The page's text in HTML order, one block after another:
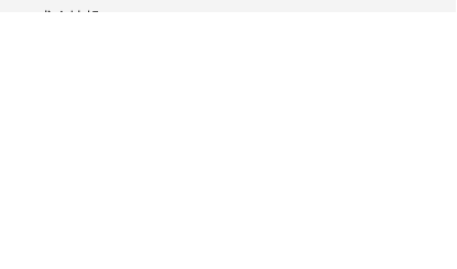
求人情報